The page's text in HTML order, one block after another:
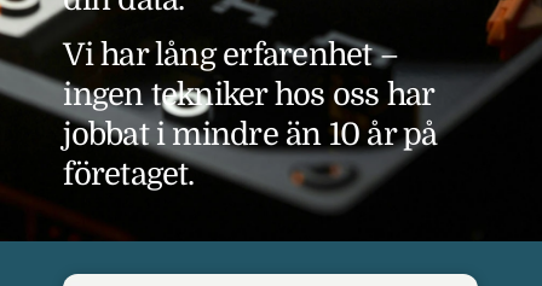
Vi har lång erfarenhet –
ingen tekniker hos oss har
jobbat i mindre än 10 år på
företaget.